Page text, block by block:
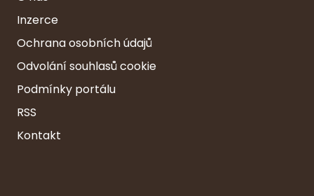
Inzerce
Ochrana osobních údajů
Odvolání souhlasů cookie
Podmínky portálu
RSS
Kontakt